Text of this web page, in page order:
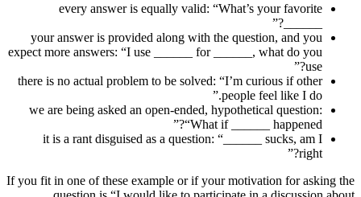
every answer is equally valid: “What’s your favorite
______?”
your answer is provided along with the question, and you
expect more answers: “I use ______ for ______, what do you
use?”
there is no actual problem to be solved: “I’m curious if other
people feel like I do.”
we are being asked an open-ended, hypothetical question:
“What if ______ happened?”
it is a rant disguised as a question: “______ sucks, am I
right?”
If you fit in one of these example or if your motivation for asking the